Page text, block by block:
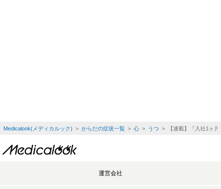
Medicalook(メディカルック) > からだの症状一覧> 心> うつ > 【連載】『入社1ヶ月
運営会社